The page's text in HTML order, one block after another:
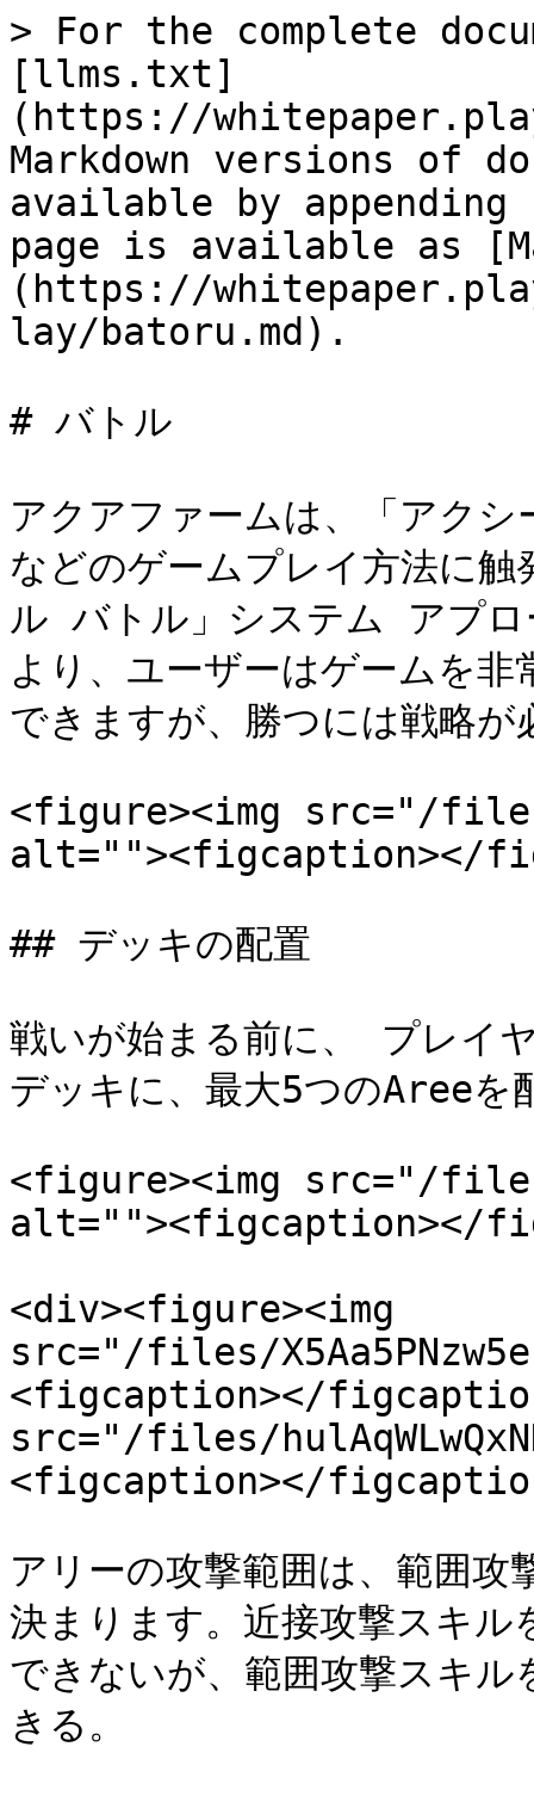
> For the complete
[llms.txt]
(https://
Markdown versions of
available by
page is available as
(https://
lay/batoru.md).
# バトル
アクアファームは、「アク
などのゲームプレイ方法に
ル バトル」システム アプロ
より、ユーザーはゲームを
できますが、勝つには戦略が
<figure><img src="/files/
alt=""><figcaption></
## デッキの配置
戦いが始まる前に、 プレイ
デッキに、最大5つのAreeを
<figure><img src="/
alt=""><figcaption></
<div><figure><img
src="/files/
<figcaption></
src="/files/
<figcaption></
アリーの攻撃範囲は、範囲
決まります。近接攻撃スキル
できないが、範囲攻撃スキ
きる。